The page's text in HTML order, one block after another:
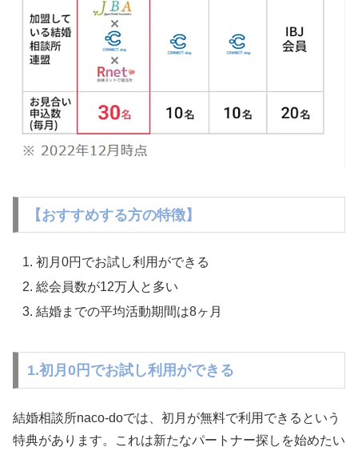
【おすすめする方の特徴】
初月0円でお試し利用ができる
総会員数が12万人と多い
結婚までの平均活動期間は8ヶ月
1.初月0円でお試し利用ができる
結婚相談所naco-doでは、初月が無料で利用できるという
特典があります。これは新たなパートナー探しを始めたい